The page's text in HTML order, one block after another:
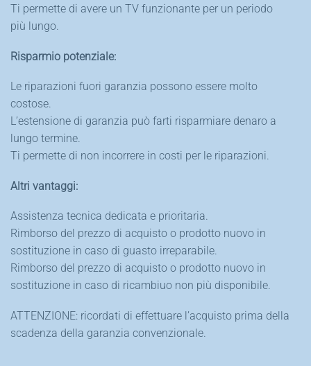
Ti permette di avere un TV funzionante per un periodo
più lungo.
Risparmio potenziale:
Le riparazioni fuori garanzia possono essere molto
costose.
L’estensione di garanzia può farti risparmiare denaro a
lungo termine.
Ti permette di non incorrere in costi per le riparazioni.
Altri vantaggi:
Assistenza tecnica dedicata e prioritaria.
Rimborso del prezzo di acquisto o prodotto nuovo in
sostituzione in caso di guasto irreparabile.
Rimborso del prezzo di acquisto o prodotto nuovo in
sostituzione in caso di ricambiuo non più disponibile.
ATTENZIONE: ricordati di effettuare l’acquisto prima della
scadenza della garanzia convenzionale.